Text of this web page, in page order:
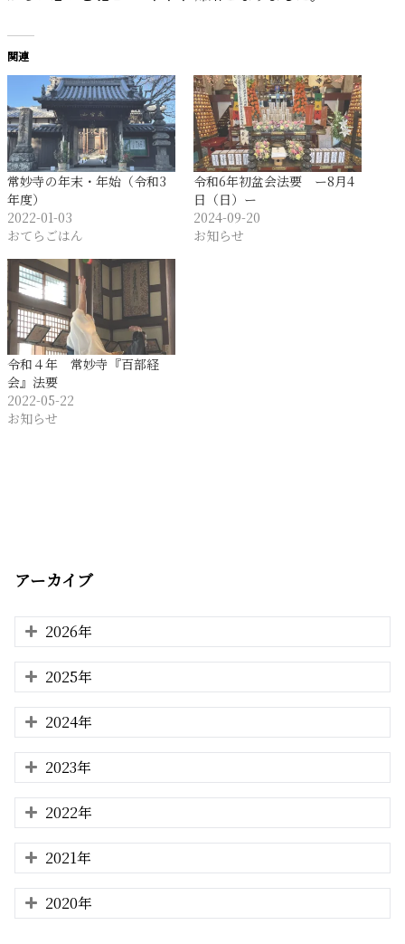
関連
常妙寺の年末・年始（令和3
年度）
2022-01-03
おてらごはん
令和6年初盆会法要 ー8月4
日（日）ー
2024-09-20
お知らせ
令和４年 常妙寺『百部経
会』法要
2022-05-22
お知らせ
アーカイブ
2026年
2025年
2024年
2023年
2022年
2021年
2020年